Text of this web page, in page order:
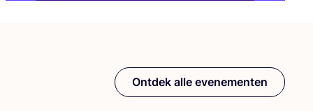
Ontdek alle evenementen